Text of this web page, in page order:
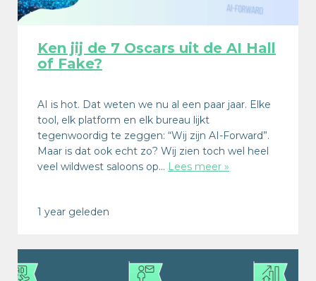
Ken jij de 7 Oscars uit de AI Hall
of Fake?
AI is hot. Dat weten we nu al een paar jaar. Elke
tool, elk platform en elk bureau lijkt
tegenwoordig te zeggen: “Wij zijn AI-Forward”.
Maar is dat ook echt zo? Wij zien toch wel heel
veel wildwest saloons op… Lees meer »
1 year geleden